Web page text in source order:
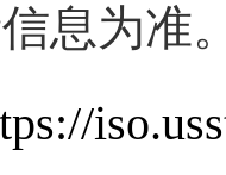
息为准